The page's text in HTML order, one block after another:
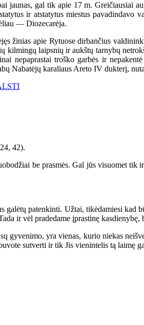
jaunas, gal tik apie 17 m. Greičiausiai
ir atstatytus miestus
— Diozecarėja.
žinias apie Rytuose dirbančius
laipsnių ir aukštų tarnybų
nepaprastai troško garbės ir
Nabatėjų karaliaus Areto IV dukterį,
42).
be prasmės. Gal jūs visuomet
patenkinti. Užtai, tikėdamiesi kad
ir vėl pradedame įprastinę
yra vienas, kurio niekas
sutverti ir tik Jis vienintelis tą laimę